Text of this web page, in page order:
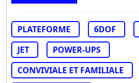
PLATEFORME 6DOF
JET
POWER-UPS
CONVIVIALE ET FAMILIALE